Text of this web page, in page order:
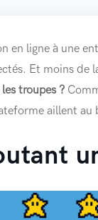
en ligne à une
Et moins
troupes ?
aillent